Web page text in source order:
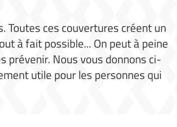
Toutes ces couvertures créent un
à fait possible... On peut à peine
prévenir. Nous vous donnons ci-
utile pour les personnes qui